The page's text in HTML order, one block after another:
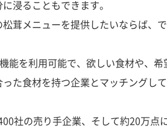
浸ることもできます。
茸メニューを提供したいならば、
能を利用可能で、欲しい食材や、希
た食材を持つ企業とマッチングし
社の売り手企業、そして約20万点